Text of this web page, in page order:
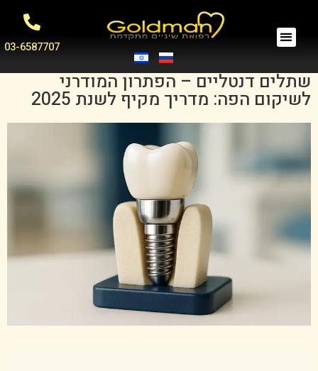
03-6587707
שתלים דנטליים – הפתרון המודרני
לשיקום הפה: מדריך מקיף לשנת 2025